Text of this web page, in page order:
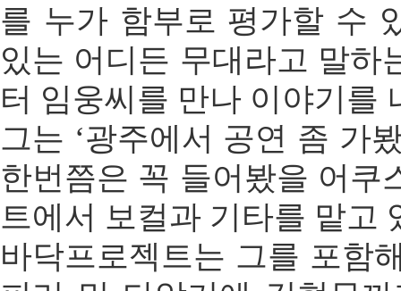
를 누가 함부로 평가할 수
있는 어디든 무대라고 말하
터 임웅씨를 만나 이야기를
그는 ‘광주에서 공연 좀 가
한번쯤은 꼭 들어봤을 어쿠
트에서 보컬과 기타를 맡고
바닥프로젝트는 그를 포함